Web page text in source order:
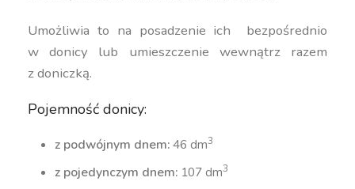
Umożliwia to na posadzenie ich bezpośrednio
w donicy lub umieszczenie wewnątrz razem
z doniczką.
Pojemność donicy:
z podwójnym dnem:46 dm3
z pojedynczym dnem: 107 dm3